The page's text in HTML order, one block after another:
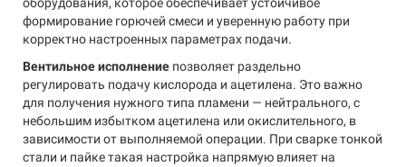
формирование горючей смеси и уверенную работу при
корректно настроенных параметрах подачи.
Вентильное исполнение позволяет раздельно
регулировать подачу кислорода и ацетилена. Это важно
для получения нужного типа пламени — нейтрального, с
небольшим избытком ацетилена или окислительного, в
зависимости от выполняемой операции. При сварке тонкой
стали и пайке такая настройка напрямую влияет на